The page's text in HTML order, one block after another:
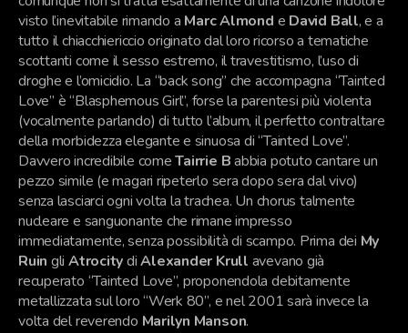
visto l’inevitabile rimando a Marc Almond e David Ball, e a
tutto il chiacchiericcio originato dal loro ricorso a tematiche
scottanti come il sesso estremo, il travestitismo, l’uso di
droghe e l’omicidio. La “back song” che accompagna “Tainted
Love” è “Blasphemous Girl”, forse la parentesi più violenta
(vocalmente parlando) di tutto l’album, il perfetto contraltare
della morbidezza elegante e sinuosa di “Tainted Love”.
Davvero incredibile comeTairrie Babbia potuto cantare un
pezzo simile (e magari ripeterlo sera dopo sera dal vivo)
senza lasciarci ogni volta la trachea. Un chorus talmente
nucleare e sanguonante che rimane impresso
immediatamente, senza possibilità di scampo. Prima dei My
Ruin gli AtrocitydiAlexander Krull avevano già
recuperato “Tainted Love”, proponendola debitamente
metallizzata sul loro “Werk 80”, e nel 2001 sarà invece la
volta del reverendo Marilyn Manson.